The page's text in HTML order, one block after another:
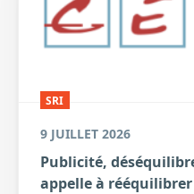
SRI
9 JUILLET 2026
Publicité,
appelle à